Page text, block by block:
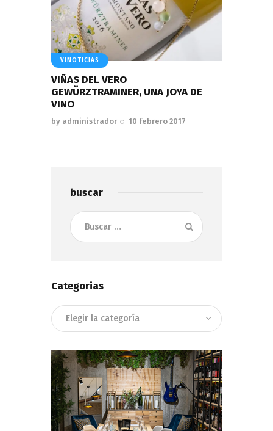
VINOTICIAS
VIÑAS DEL VERO
GEWÜRZTRAMINER, UNA JOYA DE
VINO
by administrador 10 febrero 2017
buscar
Buscar:
Categorias
Categorias